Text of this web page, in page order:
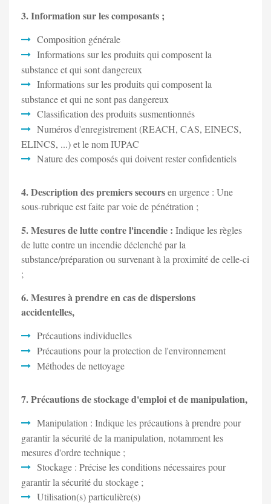
3. Information sur les composants ;
Composition générale
Informations sur les produits qui composent la
substance et qui sont dangereux
Informations sur les produits qui composent la
substance et qui ne sont pas dangereux
Classification des produits susmentionnés
Numéros d'enregistrement (REACH, CAS, EINECS,
ELINCS, ...) et le nom IUPAC
Nature des composés qui doivent rester confidentiels
4. Description des premiers secoursen urgence : Une
sous-rubrique est faite par voie de pénétration ;
5. Mesures de lutte contre l'incendie : Indique les règles
de lutte contre un incendie déclenché par la
substance/préparation ou survenant à la proximité de celle-ci
;
6. Mesures à prendre en cas de dispersions
accidentelles,
Précautions individuelles
Précautions pour la protection de l'environnement
Méthodes de nettoyage
7. Précautions de stockage d'emploi et de manipulation,
Manipulation : Indique les précautions à prendre pour
garantir la sécurité de la manipulation, notamment les
mesures d'ordre technique ;
Stockage : Précise les conditions nécessaires pour
garantir la sécurité du stockage ;
Utilisation(s) particulière(s)